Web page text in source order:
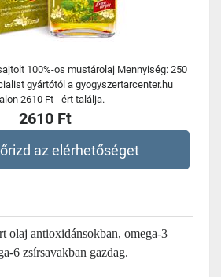
100%-os mustárolaj Mennyiség: 250
gyártótól a gyogyszertarcenter.hu
2610 Ft - ért találja.
2610 Ft
az elérhetőséget
olaj antioxidánsokban, omega-3
6 zsírsavakban gazdag.